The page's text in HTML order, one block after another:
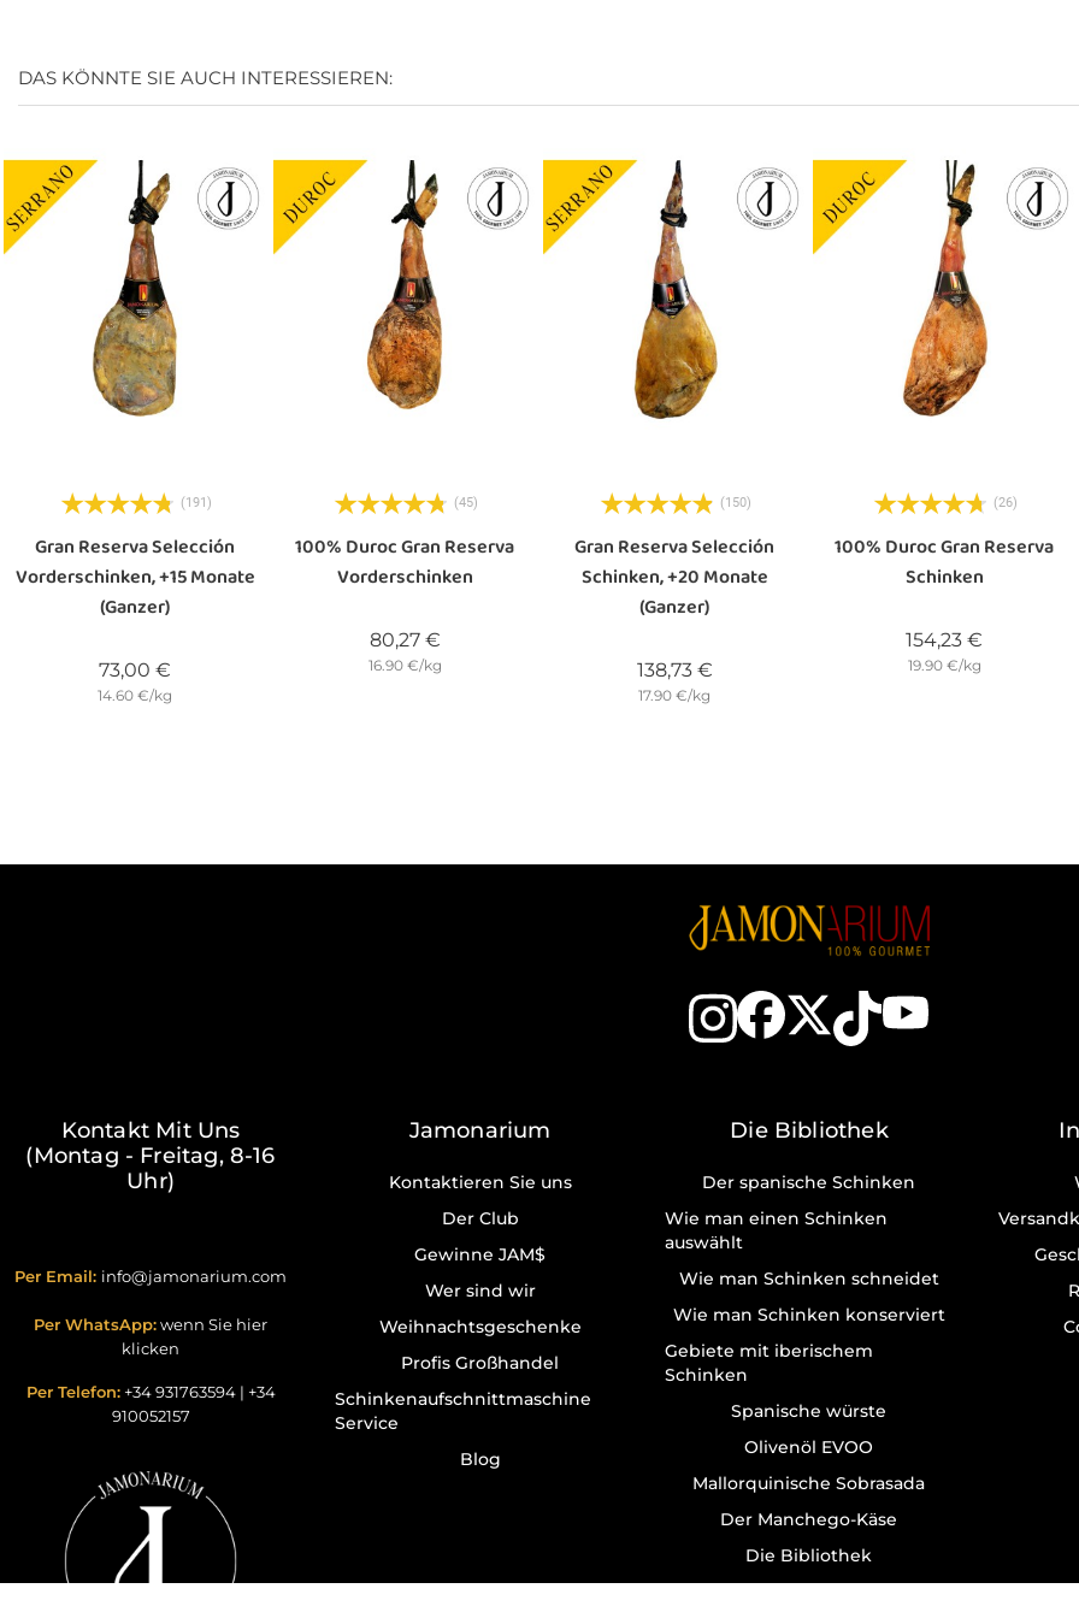
DAS KÖNNTE SIE AUCH INTERESSIEREN:
(191)
Gran Reserva Selección
Vorderschinken, +15 Monate
(ganzer)
73,00 €
14.60 €/kg
(45)
100% Duroc Gran Reserva
Vorderschinken
80,27 €Preis
16.90 €/kg
(150)
Gran Reserva Selección
Schinken, +20 Monate
(ganzer)
138,73 €Preis
17.90 €/kg
(26)
100% Duroc Gran Reserva
Schinken
154,23 €
19.90 €/kg
Kontakt Mit Uns
(Montag - Freitag, 8-16
Uhr)
Per Email: info@jamonarium.com
Per WhatsApp:wenn Sie hier
klicken
Per Telefon: +34 931763594| +34
910052157
Jamonarium
Kontaktieren Sie uns
Der Club
Gewinne JAM$
Wer sind wir
Weihnachtsgeschenke
Profis Großhandel
Schinkenaufschnittmaschine
Service
Blog
Die Bibliothek
Der spanische Schinken
Wie man einen Schinken
auswählt
Wie man Schinken schneidet
Wie man Schinken konserviert
Gebiete mit iberischem
Schinken
Spanische würste
Olivenöl EVOO
Mallorquinische Sobrasada
Der Manchego-Käse
Die Bibliothek